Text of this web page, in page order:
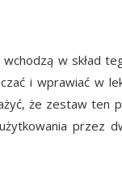
w skład
i wprawiać w
że zestaw ten
przez